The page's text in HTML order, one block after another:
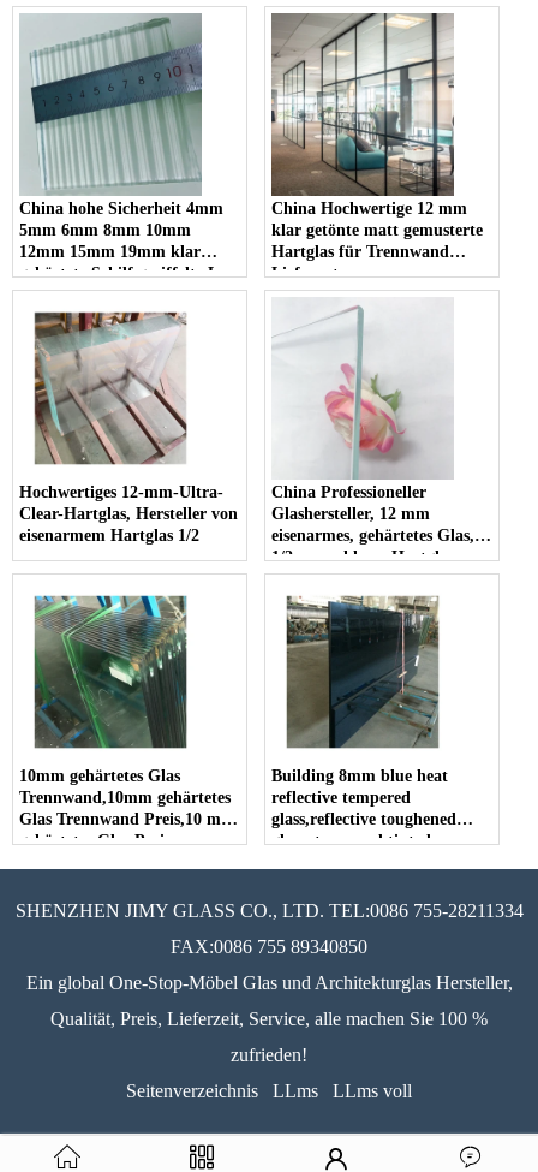
Gerichtssatz
komplett 10mm 12mm klares
gehärtetes Glas Padel Court;
Heißer Verkauf tragbarer
Panorama-Padel-Court in
China
China hohe Sicherheit 4mm
5mm 6mm 8mm 10mm
12mm 15mm 19mm klar
gehärtete Schilf geriffelte La-
Wave Rippenglas Hersteller
China Hochwertige 12 mm
klar getönte matt gemusterte
Hartglas für Trennwand
Lieferanten
Hochwertiges 12-mm-Ultra-
Clear-Hartglas, Hersteller von
eisenarmem Hartglas 1/2
China Professioneller
Glashersteller, 12 mm
eisenarmes, gehärtetes Glas,
1/2-super klares Hartglas
10mm gehärtetes Glas
Trennwand,10mm gehärtetes
Glas Trennwand Preis,10 mm
gehärtetes Glas Preis
Building 8mm blue heat
reflective tempered
glass,reflective toughened
glass, tempered tinted
SHENZHEN JIMY GLASS CO., LTD. TEL:0086 755-28211334
FAX:0086 755 89340850
Ein global One-Stop-Möbel Glas und Architekturglas Hersteller,
Qualität, Preis, Lieferzeit, Service, alle machen Sie 100 %
zufrieden!
Seitenverzeichnis
LLms LLms voll